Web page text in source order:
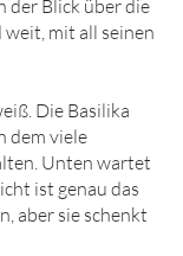
der Blick über die
weit, mit all seinen
Die Basilika
dem viele
Unten wartet
ist genau das
aber sie schenkt